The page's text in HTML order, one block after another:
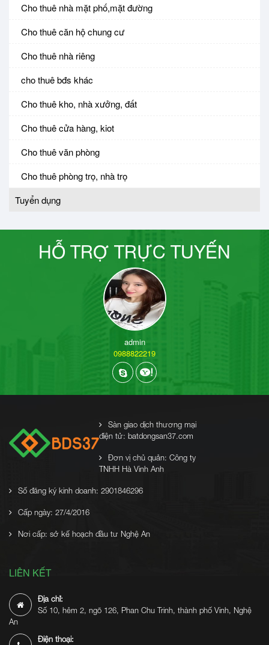
Cho thuê nhà mặt phố,mặt đường
Cho thuê căn hộ chung cư
Cho thuê nhà riêng
cho thuê bđs khác
Cho thuê kho, nhà xưởng, đất
Cho thuê cửa hàng, kiot
Cho thuê văn phòng
Cho thuê phòng trọ, nhà trọ
Tuyển dụng
HỖ TRỢ TRỰC TUYẾN
admin
0988822219
Sàn giao dịch thương mại
điện tử: batdongsan37.com
Đơn vị chủ quản: Công ty
TNHH Hà Vinh Anh
Số đăng ký kinh doanh: 2901846296
Cấp ngày: 27/4/2016
Nơi cấp: sở kế hoạch đầu tư Nghệ An
LIÊN KẾT
Địa chỉ:
Số 10, hẻm 2, ngõ 126, Phan Chu Trinh, thành phố Vinh, Nghệ
An
Điện thoại: